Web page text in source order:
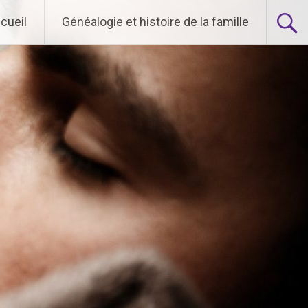
Généalogie et histoire de la famille